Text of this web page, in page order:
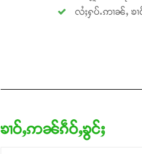
လႆႈႁပ်ႉဢၢၼ်ႇ ၶ
ၶၢဝ်ႇဢၼ်ၵဵဝ်ႇၶွင်ႈ